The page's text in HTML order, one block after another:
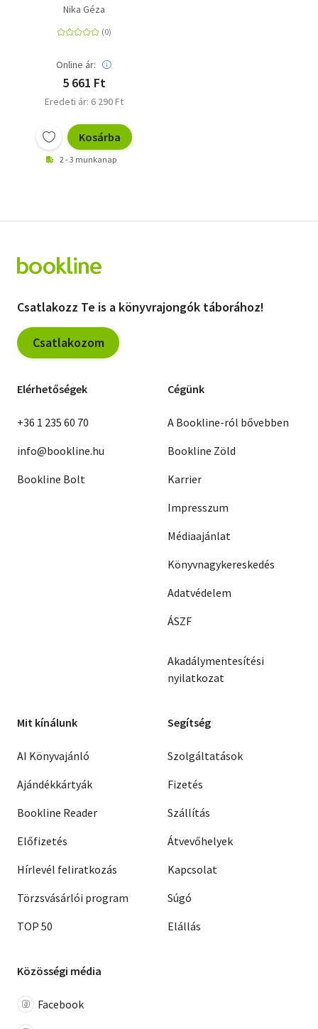
Nika Géza
Online ár:
5 661 Ft
Eredeti ár: 6 290 Ft
Kosárba
2 - 3 munkanap
Csatlakozz Te is a könyvrajongók táborához!
Csatlakozom
Elérhetőségek
+36 1 235 60 70
info@bookline.hu
Bookline Bolt
Cégünk
A Bookline-ról bővebben
Bookline Zöld
Karrier
Impresszum
Médiaajánlat
Könyvnagykereskedés
Adatvédelem
ÁSZF
Akadálymentesítési
nyilatkozat
Mit kínálunk
AI Könyvajánló
Ajándékkártyák
Bookline Reader
Előfizetés
Hírlevél feliratkozás
Törzsvásárlói program
TOP 50
Segítség
Szolgáltatások
Fizetés
Szállítás
Átvevőhelyek
Kapcsolat
Súgó
Elállás
Közösségi média
Facebook